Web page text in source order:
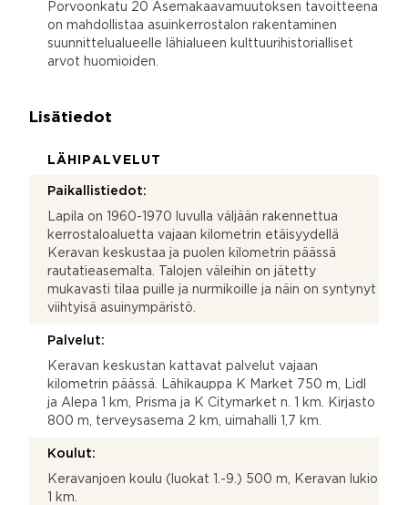
Porvoonkatu 20 Asemakaavamuutoksen tavoitteena
on mahdollistaa asuinkerrostalon rakentaminen
suunnittelualueelle lähialueen kulttuurihistorialliset
arvot huomioiden.
Lisätiedot
LÄHIPALVELUT
Paikallistiedot:
Lapila on 1960-1970 luvulla väljään rakennettua
kerrostaloaluetta vajaan kilometrin etäisyydellä
Keravan keskustaa ja puolen kilometrin päässä
rautatieasemalta. Talojen väleihin on jätetty
mukavasti tilaa puille ja nurmikoille ja näin on syntynyt
viihtyisä asuinympäristö.
Palvelut:
Keravan keskustan kattavat palvelut vajaan
kilometrin päässä. Lähikauppa K Market 750 m, Lidl
ja Alepa 1 km, Prisma ja K Citymarket n. 1 km. Kirjasto
800 m, terveysasema 2 km, uimahalli 1,7 km.
Koulut:
Keravanjoen koulu (luokat 1.-9.) 500 m, Keravan lukio
1 km.